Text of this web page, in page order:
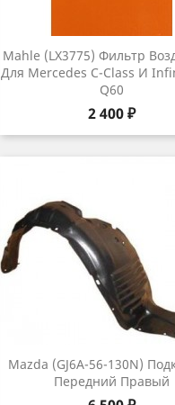
Mahle (LX3775) Фильтр
Для Mercedes C-Class И
Q60
Цена
2 400 ₽
Быстрый
Mazda (GJ6A-56-130N)
Передний Правый
Быстрый